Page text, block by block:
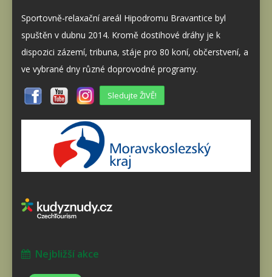
Sportovně-relaxační areál Hipodromu Bravantice byl
spuštěn v dubnu 2014. Kromě dostihové dráhy je k
dispozici zázemí, tribuna, stáje pro 80 koní, občerstvení, a
ve vybrané dny různé doprovodné programy.
Sledujte ŽIVĚ!
Nejbližší akce